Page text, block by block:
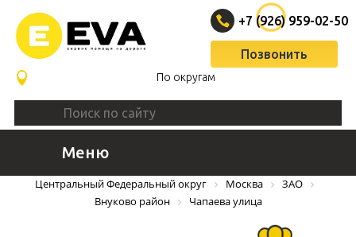
По округам
+7 (926) 959-02-50
Позвонить
Меню
Центральный Федеральный округ Москва
ЗАО
Внуково район
Чапаева улица